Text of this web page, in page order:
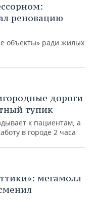
реновацию
объекты» ради жилых
дороги
тупик
к пациентам, а
в городе 2 часа
мегамолл